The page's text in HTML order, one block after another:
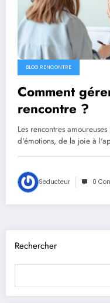
BLOG RENCONTRE
Comment
rencontre ?
Les rencontres
d'émotions, de la joie à
Seducteur 0
Rechercher